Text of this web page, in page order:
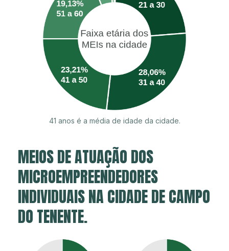
41 anos é a média de idade da cidade.
MEIOS DE ATUAÇÃO DOS
MICROEMPREENDEDORES
INDIVIDUAIS NA CIDADE DE CAMPO
DO TENENTE.